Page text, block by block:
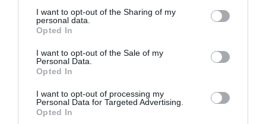
I want to opt-out of the Sharing of my
personal data.
Opted In
I want to opt-out of the Sale of my
Personal Data.
Opted In
I want to opt-out of processing my
Personal Data for Targeted Advertising.
Opted In
compromiso con la farmacia, además de seguir
mejorando las condiciones vigentes para aumentar
farmacia".
Como señalan, otra de las prioridades de este nuevo
grupo de farmacias es "